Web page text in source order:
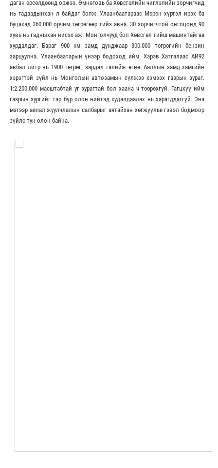
даган өрсөлдөөнд оржээ. Өмнөговь ба Хөвсгөлийн чиглэлийн зорчигчид
нь гадаадынхан л байдаг болж. Улаанбаатараас Мөрөн хүртэл ирэх ба
буцахад 360.000 орчим төгрөгөөр тийз авна. 30 зорчигчтой онгоцонд 90
хувь нь гадныхан нисэх аж. Монголчууд бол Хөвсгөл тийш машинтайгаа
хурдалдаг. Бараг 900 км замд дунджаар 300.000 төгрөгийн бензин
зарцуулна. Улаанбаатарын үнээр бодоход ийм. Хэрэв Хатгалаас АИ92
авбал литр нь 1900 төгрөг, зардал талийж өгнө. Аяллын замд хамгийн
хэрэгтэй зүйл нь Монголын автозамын сүлжээ хэмээх газрын зураг.
1:2.200.000 масштабтай уг зурагтай бол хаана ч төөрөхгүй. Гагцхүү ийм
газрын зургийг тэр бүр олон нийтэд худалдаалах нь харагддаггүй. Энэ
мэтээр аялал жуулчлалын салбарыг аятайхан хөгжүүлье гэвэл бодмоор
зүйлс тун олон байна.